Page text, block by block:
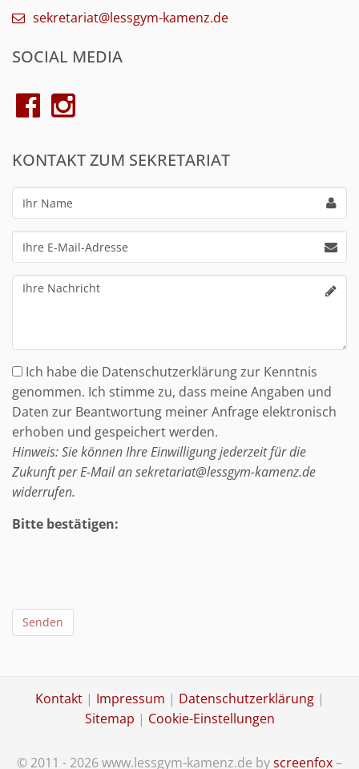
sekretariat@lessgym-kamenz.de
SOCIAL MEDIA
KONTAKT ZUM SEKRETARIAT
Ihr
Name
Ihre
E-
Mail-
Ihre
Ich habe die Datenschutzerklärung zur Kenntnis
genommen. Ich stimme zu, dass meine Angaben und
Daten zur Beantwortung meiner Anfrage elektronisch
erhoben und gespeichert werden.
Hinweis: Sie können Ihre Einwilligung jederzeit für die
Zukunft per E-Mail an sekretariat@lessgym-kamenz.de
widerrufen.
Bitte bestätigen:
Senden
Kontakt| Impressum | Datenschutzerklärung|
Sitemap | Cookie-Einstellungen
© 2011 - 2026 www.lessgym-kamenz.de byscreenfox–